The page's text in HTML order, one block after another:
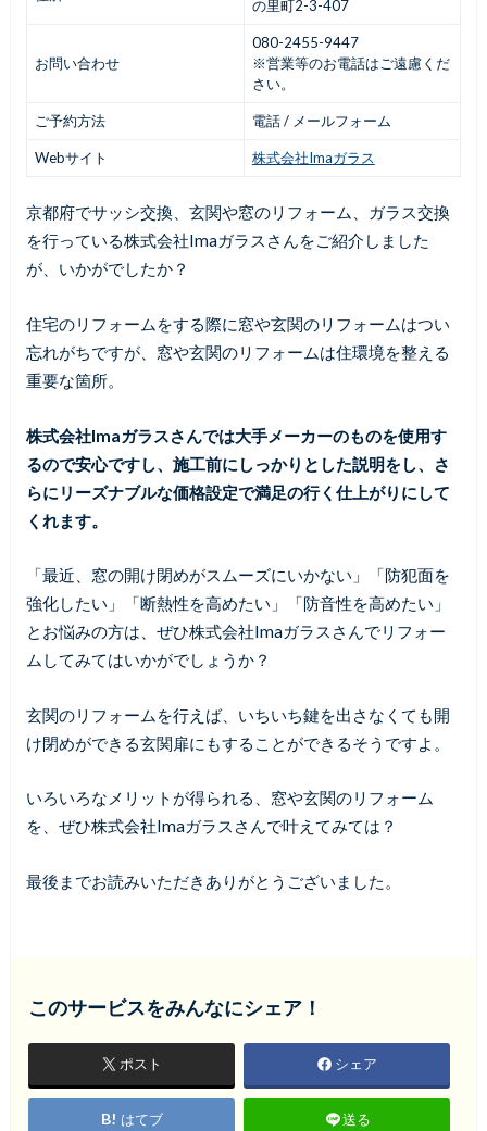
の里町2-3-407
お問い合わせ
080-2455-9447
※営業等のお電話はご遠慮くだ
さい。
ご予約方法 電話 / メールフォーム
Webサイト 株式会社Imaガラス
京都府でサッシ交換、玄関や窓のリフォーム、ガラス交換
を行っている株式会社Imaガラスさんをご紹介しました
が、いかがでしたか？
住宅のリフォームをする際に窓や玄関のリフォームはつい
忘れがちですが、窓や玄関のリフォームは住環境を整える
重要な箇所。
株式会社Imaガラスさんでは大手メーカーのものを使用す
るので安心ですし、施工前にしっかりとした説明をし、さ
らにリーズナブルな価格設定で満足の行く仕上がりにして
くれます。
「最近、窓の開け閉めがスムーズにいかない」「防犯面を
強化したい」「断熱性を高めたい」「防音性を高めたい」
とお悩みの方は、ぜひ株式会社Imaガラスさんでリフォー
ムしてみてはいかがでしょうか？
玄関のリフォームを行えば、いちいち鍵を出さなくても開
け閉めができる玄関扉にもすることができるそうですよ。
いろいろなメリットが得られる、窓や玄関のリフォーム
を、ぜひ株式会社Imaガラスさんで叶えてみては？
最後までお読みいただきありがとうございました。
このサービスをみんなにシェア！
ポスト シェア
はてブ 送る